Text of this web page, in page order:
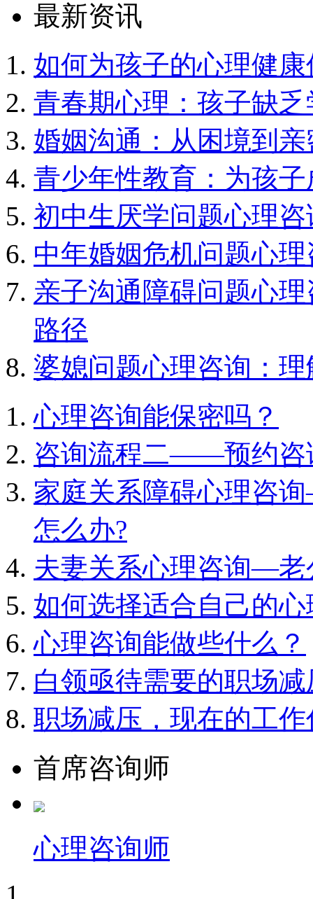
最新资讯
如何为孩子的心理健
青春期心理：孩子缺
婚姻沟通：从困境到
青少年性教育：为孩
初中生厌学问题心理
中年婚姻危机问题心
亲子沟通障碍问题心
路径
婆媳问题心理咨询：
心理咨询能保密吗？
咨询流程二——预约咨
家庭关系障碍心理咨
怎么办?
夫妻关系心理咨询—老
如何选择适合自己的
心理咨询能做些什么？
白领亟待需要的职场
职场减压，现在的工
首席咨询师
心理咨询师